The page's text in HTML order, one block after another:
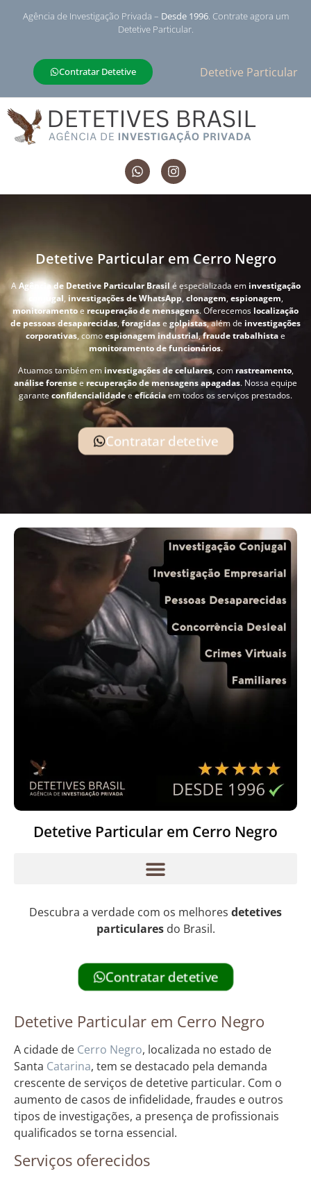
Agência de Investigação Privada – Desde 1996. Contrate agora um
Detetive Particular.
Contratar Detetive Detetive Particular
Detetive Particular em Cerro Negro
AAgência de Detetive Particular Brasil é especializada em investigação
conjugal, investigações de WhatsApp, clonagem,espionagem,
monitoramentoe recuperação de mensagens. Oferecemos localização
de pessoas desaparecidas, foragidase golpistas, além de investigações
corporativas, comoespionagem industrial,fraude trabalhistae
monitoramento de funcionários.
Atuamos também em investigações de celulares, com rastreamento,
análise forensee recuperação de mensagens apagadas. Nossa equipe
garante confidencialidadeeeficáciaem todos os serviços prestados.
Contratar detetive
Detetive Particular em Cerro Negro
Descubra a verdade com os melhores detetives
particularesdo Brasil.
Contratar detetive
Detetive Particular em Cerro Negro
A cidade de Cerro Negro, localizada no estado de
Santa Catarina, tem se destacado pela demanda
crescente de serviços de detetive particular. Com o
aumento de casos de infidelidade, fraudes e outros
tipos de investigações, a presença de profissionais
qualificados se torna essencial.
Serviços oferecidos